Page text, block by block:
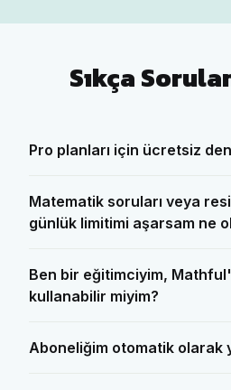
Sıkça
Pro planları için ücretsiz
Matematik soruları veya
günlük limitimi aşarsam ne
Ben bir eğitimciyim,
kullanabilir miyim?
Aboneliğim otomatik olarak